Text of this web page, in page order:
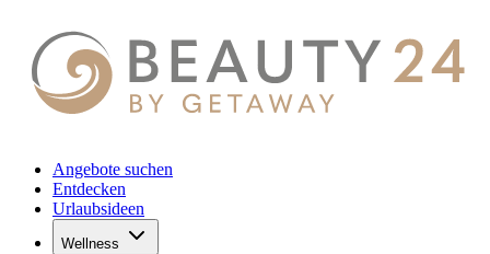
Angebote suchen
Entdecken
Urlaubsideen
Wellness